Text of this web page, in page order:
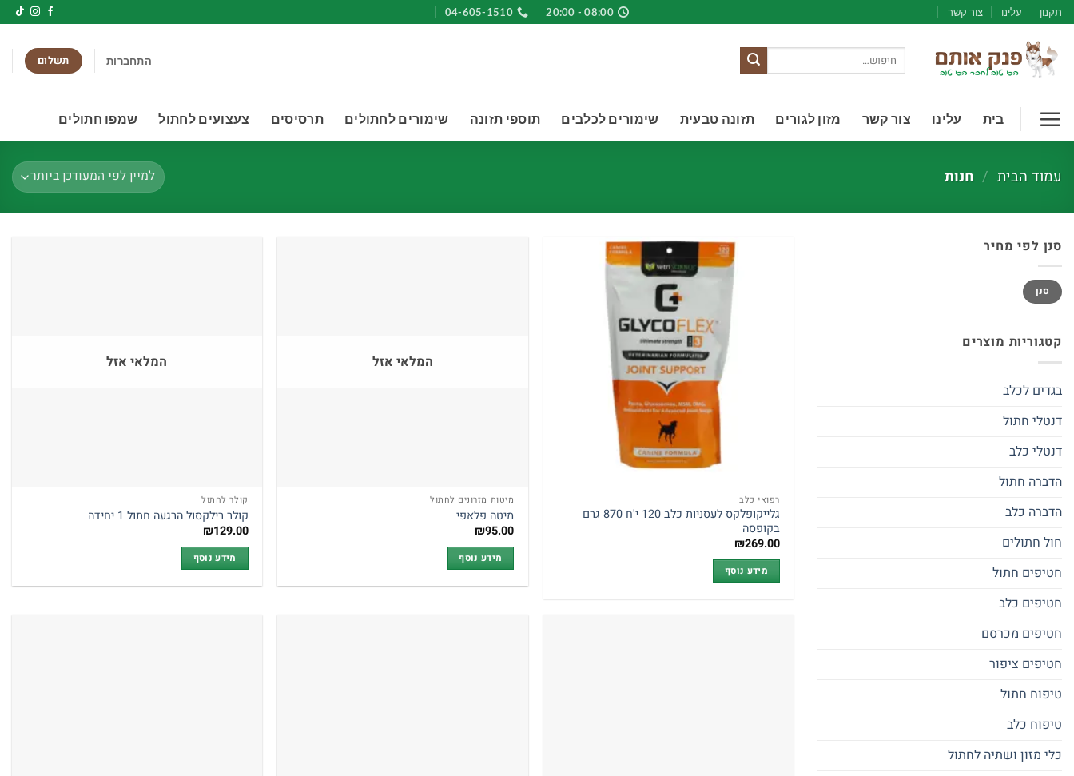
Skip
to
content
תקנון עלינו צור קשר 08:00 - 20:00
04-605-1510
עבור:
התחברות תשלום
בית עלינו צור קשר מזון לגורים תזונה טבעית שימורים לכלבים תוספי תזונה שימורים לחתולים תרסיסים צעצועים לחתול שמפו חתולים
עמוד הבית / חנות
סנן לפי מחיר
מחיר
מינימלי
מחיר
מקסימלי
סנן
קטגוריות מוצרים
בגדים לכלב
דנטלי חתול
דנטלי כלב
הדברה חתול
הדברה כלב
חול חתולים
חטיפים חתול
חטיפים כלב
חטיפים מכרסם
חטיפים ציפור
טיפוח חתול
טיפוח כלב
כלי מזון ושתיה לחתול
רפואי כלב
גלייקופלקס לעסניות כלב 120 י'ח 870 גרם
בקופסה
₪269.00
מידע נוסף
המלאי אזל
מיטות מזרונים לחתול
מיטה פלאפי
₪95.00
מידע נוסף
המלאי אזל
קולר לחתול
קולר רילקסול הרגעה חתול 1 יחידה
₪129.00
מידע נוסף